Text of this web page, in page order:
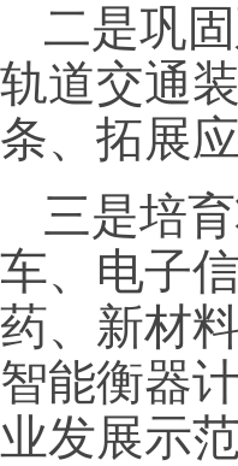
二是巩
轨道交通
条、拓展
三是培
车、电子
药、新材
智能衡器
业发展示范